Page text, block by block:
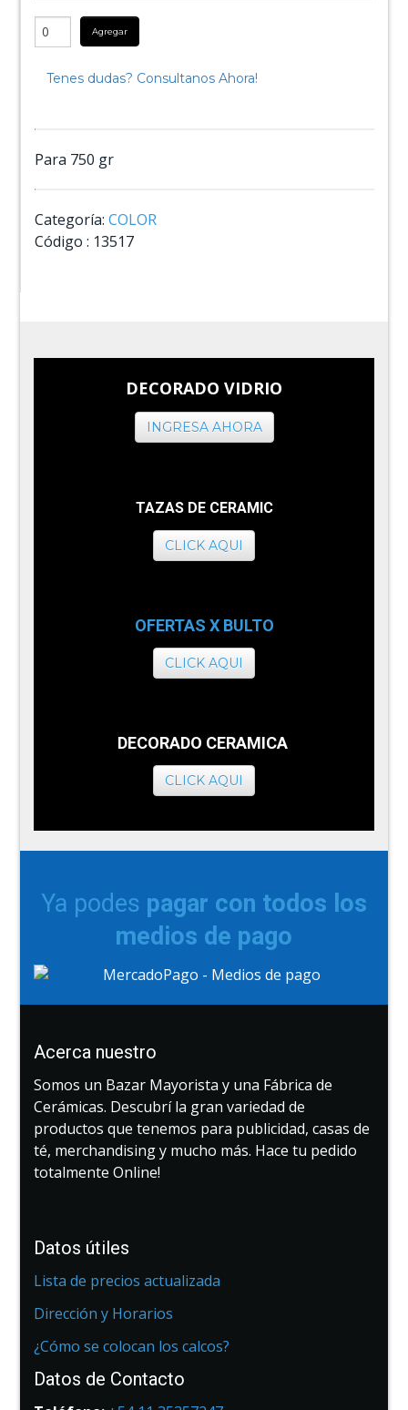
Agregar
Tenes dudas? Consultanos Ahora!
Para 750 gr
Categoría: COLOR
Código : 13517
DECORADO VIDRIO
INGRESA AHORA
TAZAS DE CERAMIC
CLICK AQUI
OFERTAS X BULTO
CLICK AQUI
DECORADO CERAMICA
CLICK AQUI
Ya podes pagar con todos los
medios de pago
Acerca nuestro
Somos un Bazar Mayorista y una Fábrica de
Cerámicas. Descubrí la gran variedad de
productos que tenemos para publicidad, casas de
té, merchandising y mucho más. Hace tu pedido
totalmente Online!
Datos útiles
Lista de precios actualizada
Dirección y Horarios
¿Cómo se colocan los calcos?
Datos de Contacto